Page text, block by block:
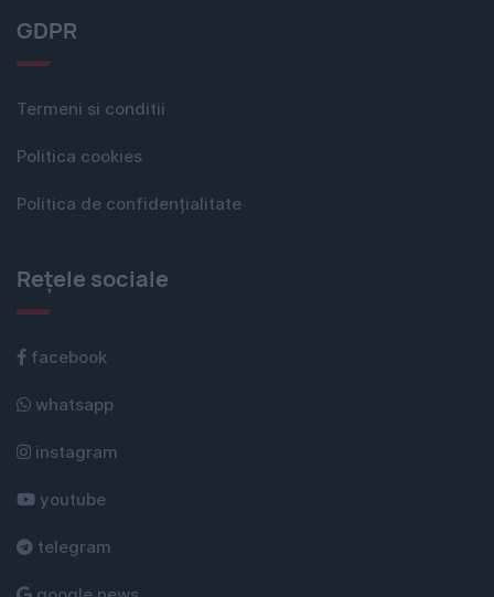
GDPR
Termeni si conditii
Politica cookies
Politica de confidențialitate
Rețele sociale
facebook
whatsapp
instagram
youtube
telegram